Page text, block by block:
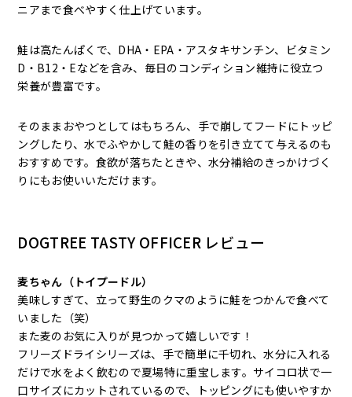
ニアまで食べやすく仕上げています。
鮭は高たんぱくで、DHA・EPA・アスタキサンチン、ビタミン
D・B12・Eなどを含み、毎日のコンディション維持に役立つ
栄養が豊富です。
そのままおやつとしてはもちろん、手で崩してフードにトッピ
ングしたり、水でふやかして鮭の香りを引き立てて与えるのも
おすすめです。食欲が落ちたときや、水分補給のきっかけづく
りにもお使いいただけます。
DOGTREE TASTY OFFICER レビュー
麦ちゃん（トイプードル）
美味しすぎて、立って野生のクマのように鮭をつかんで食べて
いました（笑）
また麦のお気に入りが見つかって嬉しいです！
フリーズドライシリーズは、手で簡単に千切れ、水分に入れる
だけで水をよく飲むので夏場特に重宝します。サイコロ状で一
口サイズにカットされているので、トッピングにも使いやすか